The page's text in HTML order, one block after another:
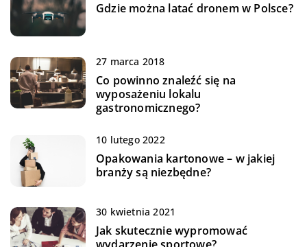
Gdzie można latać dronem w Polsce?
27 marca 2018
Co powinno znaleźć się na
wyposażeniu lokalu
gastronomicznego?
10 lutego 2022
Opakowania kartonowe – w jakiej
branży są niezbędne?
30 kwietnia 2021
Jak skutecznie wypromować